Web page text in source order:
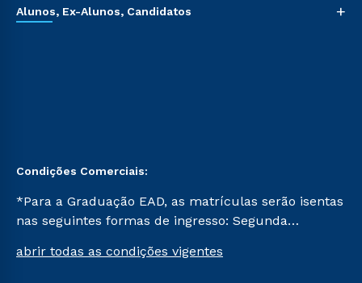
Alunos, Ex-Alunos, Candidatos +
Condições Comerciais:
*Para a Graduação EAD, as matrículas serão isentas
nas seguintes formas de ingresso: Segunda
Já para as demais, a taxa de matrícula será de R$
abrir todas as condições vigentes